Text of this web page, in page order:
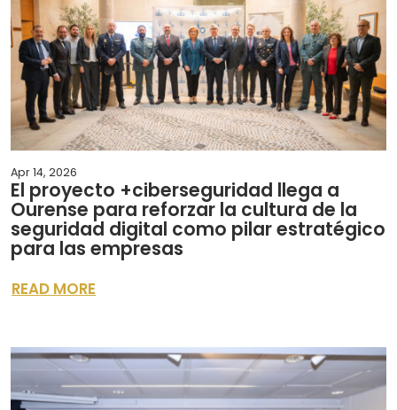
Apr 14, 2026
El proyecto +ciberseguridad llega a
Ourense para reforzar la cultura de la
seguridad digital como pilar estratégico
para las empresas
READ MORE